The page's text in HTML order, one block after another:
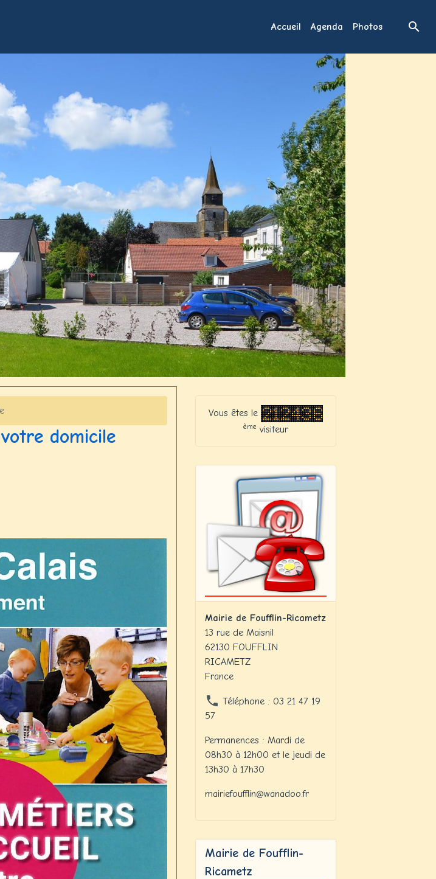
Accueil Agenda Photos
domicile
Vous êtes le
ème visiteur
Mairie de Foufflin-Ricametz
13 rue de Maisnil
62130 FOUFFLIN
RICAMETZ
France
Téléphone : 03 21 47 19
57
Permanences : Mardi de
08h30 à 12h00 et le jeudi de
13h30 à 17h30
mairiefoufflin@wanadoo.fr
Mairie de Foufflin-
Ricametz